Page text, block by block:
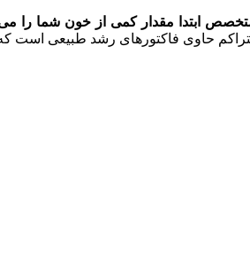
ابتدا مقدار کمی از خون شما را
حاوی فاکتورهای رشد طبیعی است